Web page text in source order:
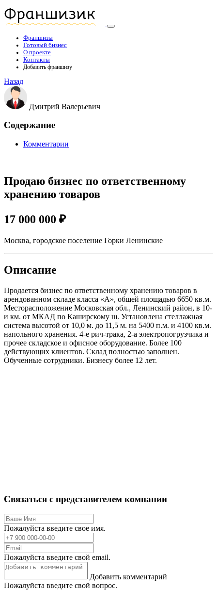
Франшизы
Готовый бизнес
О проекте
Контакты
Добавить франшизу
Назад
Дмитрий Валерьевич
Содержание
Комментарии
Продаю бизнес по ответственному
хранению товаров
17 000 000 ₽
Москва, городское поселение Горки Ленинские
Описание
Продается бизнес по ответственному хранению товаров в
арендованном складе класса «А», общей площадью 6650 кв.м.
Месторасположение Московская обл., Ленинский район, в 10-
и км. от МКАД по Каширскому ш. Установлена стеллажная
система высотой от 10,0 м. до 11,5 м. на 5400 п.м. и 4100 кв.м.
напольного хранения. 4-е рич-трака, 2-а электропогрузчика и
прочее складское и офисное оборудование. Более 100
действующих клиентов. Склад полностью заполнен.
Обученные сотрудники. Бизнесу более 12 лет.
Связаться с представителем компании
Пожалуйста введите свое имя.
Пожалуйста введите свой email.
Добавить комментарий
Пожалуйста введите свой вопрос.